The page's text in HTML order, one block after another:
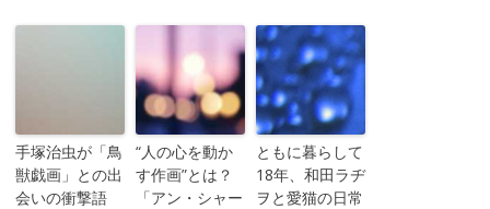
手塚治虫が「鳥
獣戯画」との出
会いの衝撃語
“人の心を動か
す作画”とは？
「アン・シャー
ともに暮らして
18年、和田ラヂ
ヲと愛猫の日常